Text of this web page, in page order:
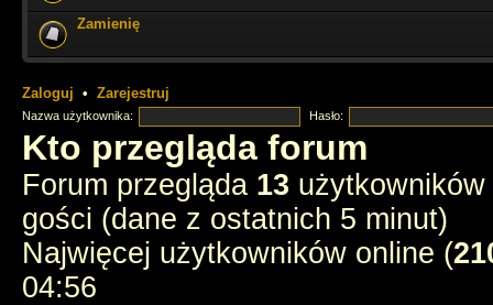
ale miło tu czasem zajrzeć i poczytać stare dzieje
instagramy
3 ostatnich muszkieterów?
jednak ktoś tu zagląda
Zamienię
Zaloguj • Zarejestruj
Nazwa użytkownika: Hasło:
Kto przegląda forum
Forum przegląda 13
gości (dane z ostatnich 5 minut)
Najwięcej użytkowników online (
04:56